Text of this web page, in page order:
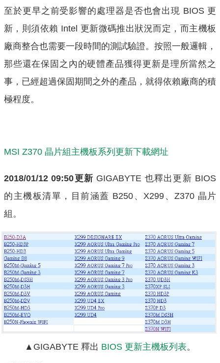
至於更早之前受影響的處理器是否也會出現 BIOS 更
新，則須依賴 Intel 更新微碼推出狀況而定，而主機板
廠商整合也需要一段時間的測試驗證。按照一般邏輯，
那些還在保固之內的硬體產品獲得更新是理所當然之
事，已經超過保固期間之外的產品，就得依賴廠商的積
極程度。
MSI Z370 晶片組主機板系列更新下載網址
2018/01/12 09:50更新 GIGABYTE 也釋出更新 BIOS
的主機板清單，目前涵蓋 B250、X299、Z370 晶片
組。
▲GIGABYTE 釋出 BIOS 更新主機板列表。